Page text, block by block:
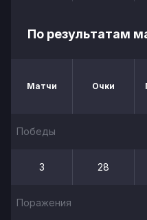
По результатам
Матчи Очки
Победы
3 28
Поражения